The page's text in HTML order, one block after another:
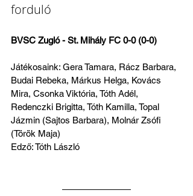
forduló
BVSC Zugló - St. Mihály FC 0-0 (0-0)
Játékosaink: Gera Tamara, Rácz Barbara,
Budai Rebeka, Márkus Helga, Kovács
Mira, Csonka Viktória, Tóth Adél,
Redenczki Brigitta, Tóth Kamilla, Topal
Jázmin (Sajtos Barbara), Molnár Zsófi
(Török Maja)
Edző: Tóth László